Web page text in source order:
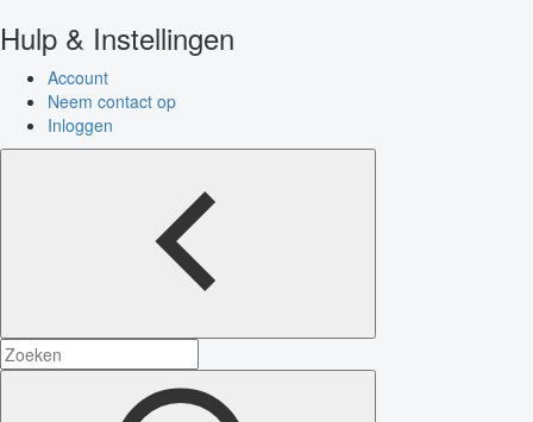
Hulp & Instellingen
Account
Neem contact op
Inloggen